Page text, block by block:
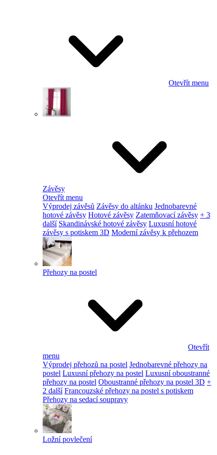
Otevřít menu
Závěsy
Otevřít menu
Výprodej závěsů Závěsy do altánku Jednobarevné
hotové závěsy Hotové závěsy Zatemňovací závěsy + 3
další Skandinávské hotové závěsy Luxusní hotové
závěsy s potiskem 3D Moderní závěsy k přehozem
Přehozy na postel
Otevřít
menu
Výprodej přehozů na postel Jednobarevné přehozy na
postel Luxusní přehozy na postel Luxusní oboustranné
přehozy na postel Oboustranné přehozy na postel 3D +
2 další Francouzské přehozy na postel s potiskem
Přehozy na sedací soupravy
Ložní povlečení